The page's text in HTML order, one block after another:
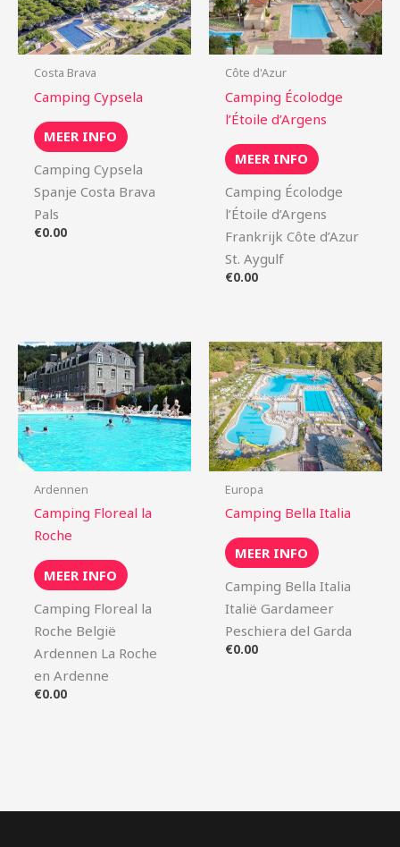
Costa Brava
Camping Cypsela
MEER INFO
Camping Cypsela
Spanje Costa Brava
Pals
€0.00
Côte d'Azur
Camping Écolodge
l’Étoile d’Argens
MEER INFO
Camping Écolodge
l’Étoile d’Argens
Frankrijk Côte d’Azur
St. Aygulf
€0.00
Ardennen
Camping Floreal la
Roche
MEER INFO
Camping Floreal la
Roche België
Ardennen La Roche
en Ardenne
€0.00
Europa
Camping Bella Italia
MEER INFO
Camping Bella Italia
Italië Gardameer
Peschiera del Garda
€0.00